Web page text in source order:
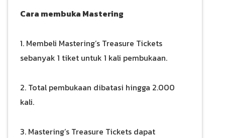
Cara membuka Mastering
1. Membeli Mastering’s Treasure Tickets
sebanyak 1 tiket untuk 1 kali pembukaan.
2. Total pembukaan dibatasi hingga 2.000
kali.
3. Mastering’s Treasure Tickets dapat